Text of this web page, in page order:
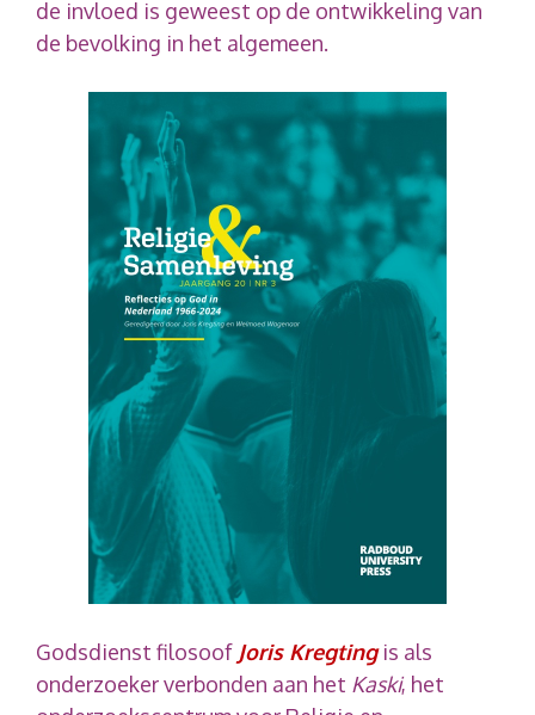
de invloed is geweest op de ontwikkeling van
de bevolking in het algemeen.
Godsdienst filosoof Joris Kregtingis als
onderzoeker verbonden aan het Kaski, het